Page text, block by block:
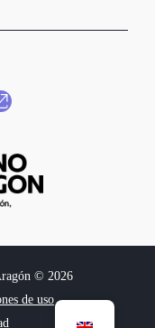
© 2026
de uso